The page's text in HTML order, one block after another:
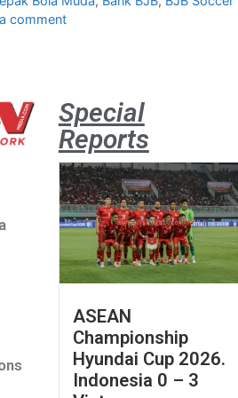
comment
Special
Reports
ASEAN
Championship
Hyundai Cup 2026.
Indonesia 0 – 3